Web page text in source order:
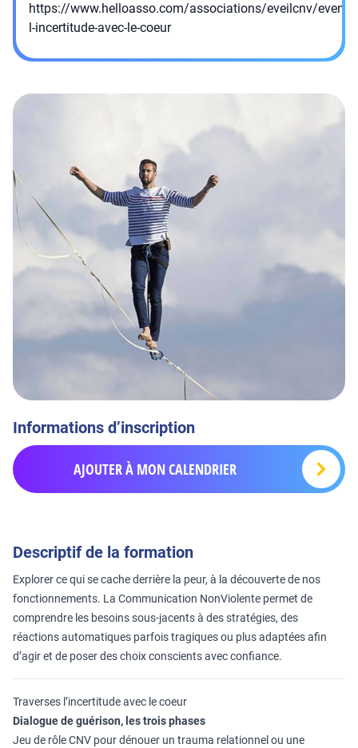
https://www.helloasso.com/associations/eveilcnv/
l-incertitude-avec-le-coeur
Informations d’inscription
AJOUTER À MON CALENDRIER
Descriptif de la formation
Explorer ce qui se cache derrière la peur, à la découverte de nos
fonctionnements. La Communication NonViolente permet de
comprendre les besoins sous-jacents à des stratégies, des
réactions automatiques parfois tragiques ou plus adaptées afin
d’agir et de poser des choix conscients avec confiance.
Traverses l’incertitude avec le coeur
Dialogue de guérison, les trois phases
Jeu de rôle CNV pour dénouer un trauma relationnel ou une